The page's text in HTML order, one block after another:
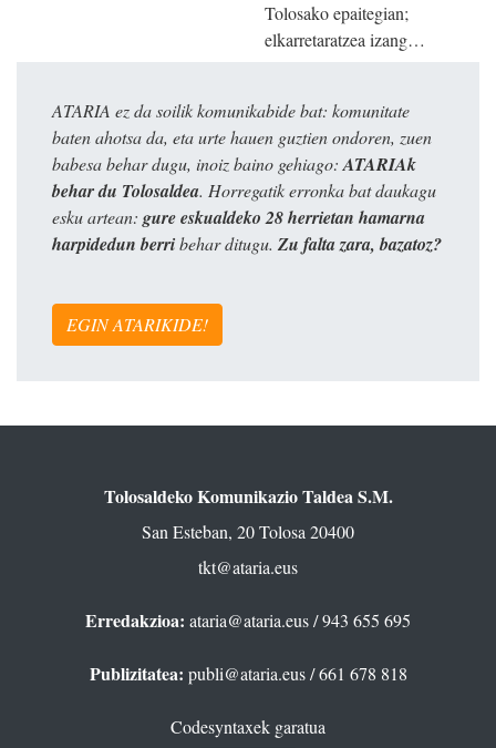
Tolosako epaitegian;
elkarretaratzea izang…
ATARIA ez da soilik komunikabide bat: komunitate
baten ahotsa da, eta urte hauen guztien ondoren, zuen
babesa behar dugu, inoiz baino gehiago: ATARIAk
behar du Tolosaldea. Horregatik erronka bat daukagu
esku artean: gure eskualdeko 28 herrietan hamarna
harpidedun berribehar ditugu. Zu falta zara, bazatoz?
EGIN ATARIKIDE!
Tolosaldeko Komunikazio Taldea S.M.
San Esteban, 20 Tolosa 20400
tkt@ataria.eus
Erredakzioa: ataria@ataria.eus/ 943 655 695
Publizitatea: publi@ataria.eus/ 661 678 818
Codesyntaxek garatua